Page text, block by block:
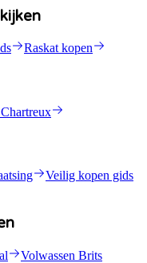
Raskat kopen
Veilig kopen gids
Volwassen Brits